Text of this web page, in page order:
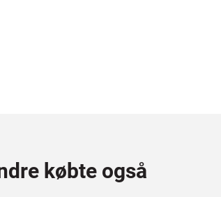
købte også